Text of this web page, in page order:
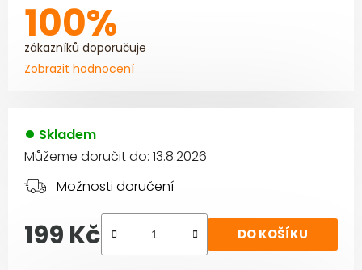
100%
zákazníků doporučuje
Zobrazit hodnocení
Skladem
Můžeme doručit do: 13.8.2026
Možnosti doručení
199 Kč
Měrná cena:
DO KOŠÍKU